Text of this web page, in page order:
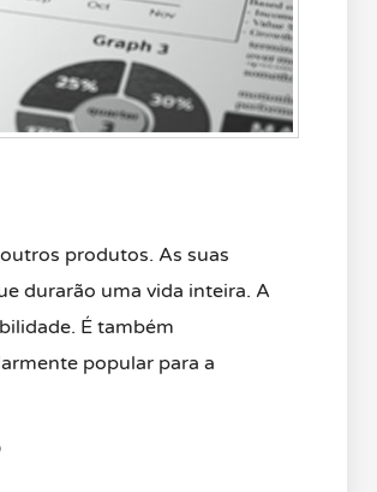
produtos. As suas
durarão uma vida inteira. A
É também
popular para a